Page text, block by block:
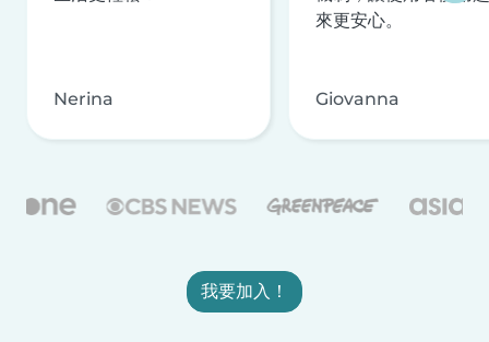
Nerina
來更安心。
Giovanna
我要加入！